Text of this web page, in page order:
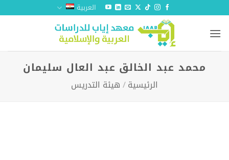
للمحتوى
العربية
محمد عبد الخالق عبد العال سليمان
الرئيسية/هيئة التدريس